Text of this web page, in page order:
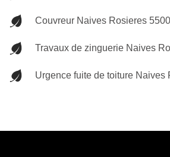
Couvreur Naives Rosieres
Travaux de zinguerie Naives
Urgence fuite de toiture Naives